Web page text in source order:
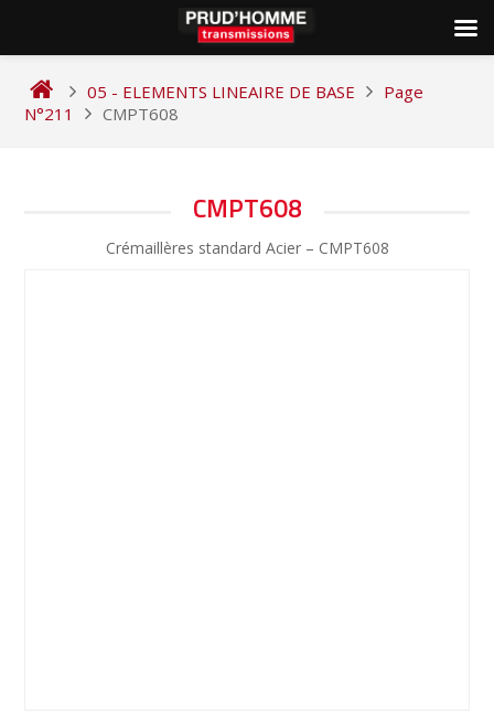
content
05 - ELEMENTS LINEAIRE DE BASE
Page
N°211
CMPT608
CMPT608
Crémaillères standard Acier – CMPT608